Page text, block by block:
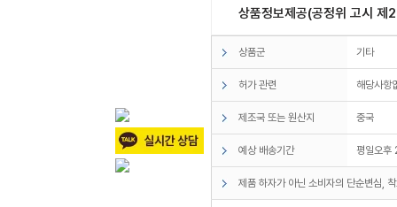
상품정보제공(공정위 고시
상품군 기타
허가 관련 해당사항
제조국 또는 원산지 중국
예상 배송기간 평일오후
제품 하자가 아닌 소비자의 단순변심,